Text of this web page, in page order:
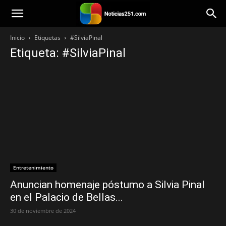
Noticias251
Inicio Etiquetas #SilviaPinal
Etiqueta: #SilviaPinal
Entretenimiento
Anuncian homenaje póstumo a Silvia Pinal
en el Palacio de Bellas...
30 de noviembre de 2024